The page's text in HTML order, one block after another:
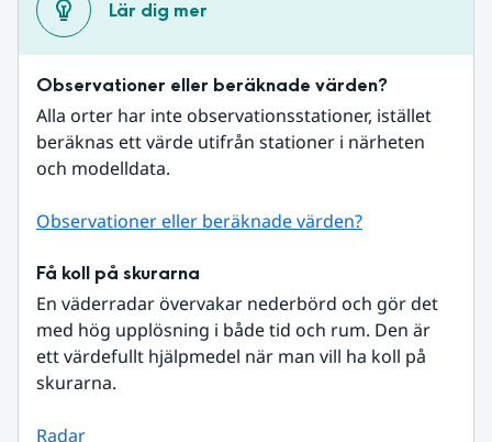
Lär dig mer
Observationer eller beräknade värden?
Alla orter har inte observationsstationer, istället
beräknas ett värde utifrån stationer i närheten
och modelldata.
Observationer eller beräknade värden?
Få koll på skurarna
En väderradar övervakar nederbörd och gör det
med hög upplösning i både tid och rum. Den är
ett värdefullt hjälpmedel när man vill ha koll på
skurarna.
Radar